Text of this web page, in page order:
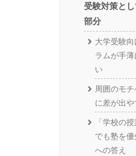
受験対策と
部分
大学受験
ラムが手
い
周囲のモ
に差が出や
「学校の
でも塾を優
への答え